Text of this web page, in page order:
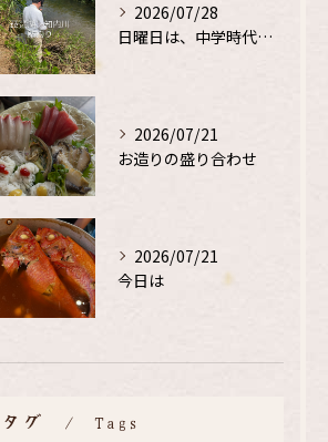
2026/07/28
日曜日は、中学時代の、同級生と鮎釣り
2026/07/21
お造りの盛り合わせ
2026/07/21
今日は
タグ Tags